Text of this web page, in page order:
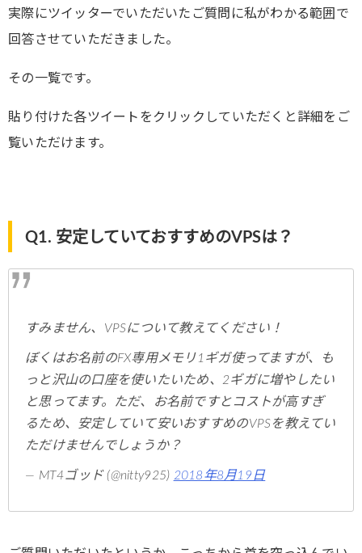
実際にツイッターでいただいたご質問に私がわかる範囲で
回答させていただきました。
その一覧です。
貼り付けた各ツイートをクリックしていただくと詳細をご
覧いただけます。
Q1. 安定していておすすめのVPSは？
すみません、VPSについて教えてください！
ぼくはお名前のFX専用メモリ1ギガ使ってますが、も
っと沢山の口座を使いたいため、2ギガに増やしたい
と思ってます。ただ、お名前ですとコストが高すぎ
るため、安定していて安いおすすめのVPSを教えてい
ただけませんでしょうか？
— MT4ゴッド (@nitty925) 2018年8月19日